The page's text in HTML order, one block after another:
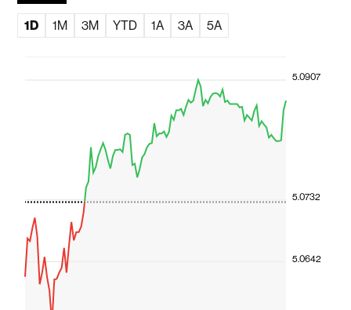
1D 1M 3M YTD 1A 3A 5A
5.0642
5.0732
5.0907